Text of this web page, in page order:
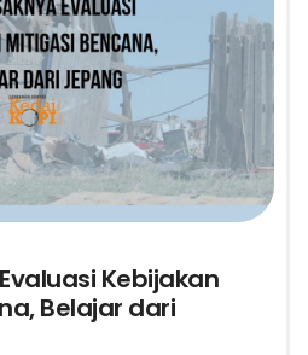
Kebijakan
Belajar dari